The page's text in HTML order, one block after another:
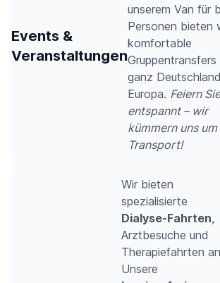
Events &
Veranstaltungen
unserem Van für
Personen bieten
komfortable
Gruppentransfers
ganz
Europa. Feiern Sie
entspannt – wir
kümmern uns um
Transport!
Wir bieten
spezialisierte
Dialyse-Fahrten,
Arztbesuche und
Therapiefahrten
Unsere